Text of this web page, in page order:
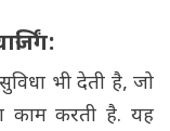
भी देती है, जो
काम करती है. यह